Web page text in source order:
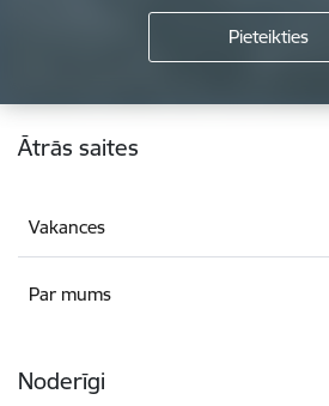
Kājene
Ātrās saites
Vakances
Par mums
Noderīgi